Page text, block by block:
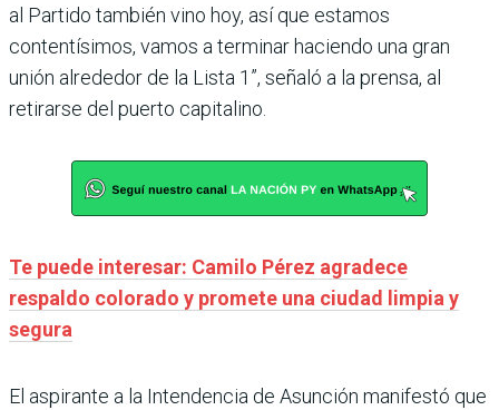
al Partido también vino hoy, así que estamos
contentísimos, vamos a terminar haciendo una gran
unión alrededor de la Lista 1”, señaló a la prensa, al
retirarse del puerto capitalino.
Te puede interesar: Camilo Pérez agradece
respaldo colorado y promete una ciudad limpia y
segura
El aspirante a la Intendencia de Asunción manifestó que